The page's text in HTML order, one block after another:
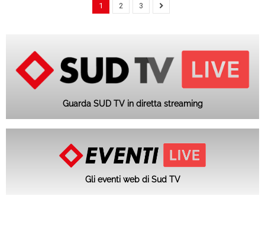
1 2 3
Guarda SUD TV in diretta streaming
Gli eventi web di Sud TV